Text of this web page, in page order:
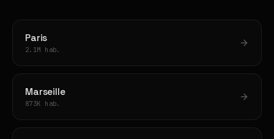
Paris
2.1M hab.
Marseille
873K hab.